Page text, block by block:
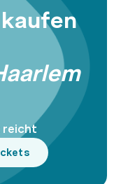
reicht